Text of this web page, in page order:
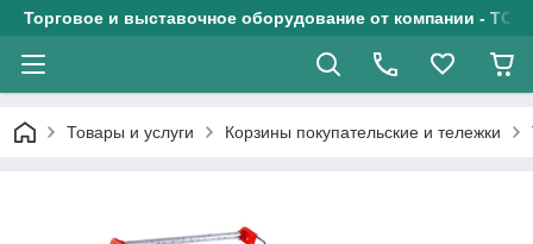
Торговое и выставочное оборудование от компании - ТОО
Товары и услуги Корзины покупательские и тележки